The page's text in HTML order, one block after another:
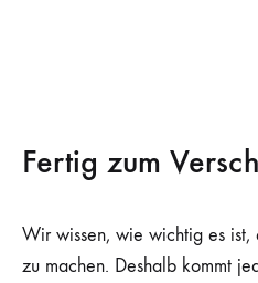
Fertig zum
Wir wissen, wie wichtig es ist,
zu machen. Deshalb kommt